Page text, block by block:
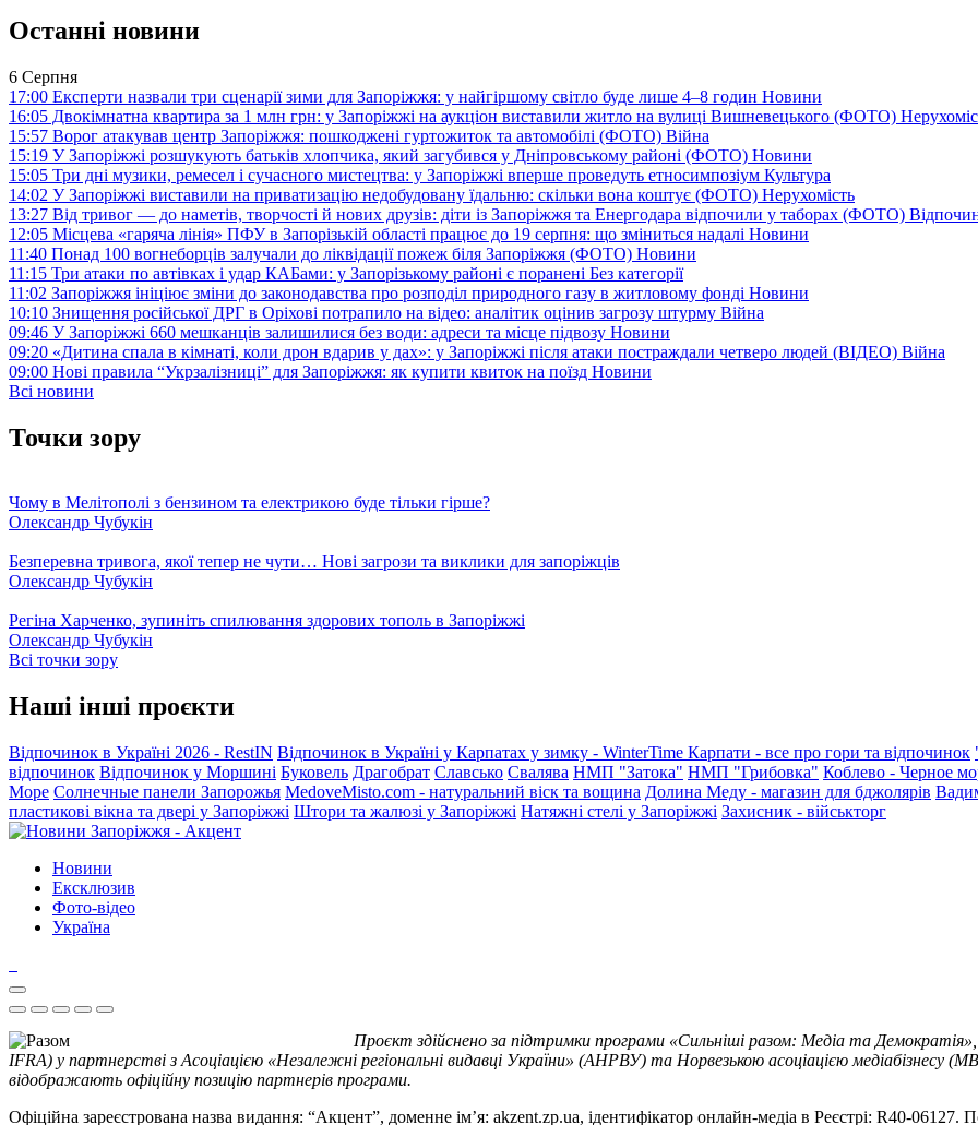
Останні новини
6 Серпня
17:00 Експерти назвали три сценарії зими для Запоріжжя: у найгіршому світло буде лише 4–8 годин Новини
16:05 Двокімнатна квартира за 1 млн грн: у Запоріжжі на аукціон виставили житло на вулиці Вишневецького (ФОТО)
15:57 Ворог атакував центр Запоріжжя: пошкоджені гуртожиток та автомобілі (ФОТО) Війна
15:19 У Запоріжжі розшукують батьків хлопчика, який загубився у Дніпровському районі (ФОТО) Новини
15:05 Три дні музики, ремесел і сучасного мистецтва: у Запоріжжі вперше проведуть етносимпозіум Культура
14:02 У Запоріжжі виставили на приватизацію недобудовану їдальню: скільки вона коштує (ФОТО) Нерухомість
13:27 Від тривог — до наметів, творчості й нових друзів: діти із Запоріжжя та Енергодара відпочили у таборах (ФОТО)
12:05 Місцева «гаряча лінія» ПФУ в Запорізькій області працює до 19 серпня: що зміниться надалі Новини
11:40 Понад 100 вогнеборців залучали до ліквідації пожеж біля Запоріжжя (ФОТО) Новини
11:15 Три атаки по автівках і удар КАБами: у Запорізькому районі є поранені Без категорії
11:02 Запоріжжя ініціює зміни до законодавства про розподіл природного газу в житловому фонді Новини
10:10 Знищення російської ДРГ в Оріхові потрапило на відео: аналітик оцінив загрозу штурму Війна
09:46 У Запоріжжі 660 мешканців залишилися без води: адреси та місце підвозу Новини
09:20 «Дитина спала в кімнаті, коли дрон вдарив у дах»: у Запоріжжі після атаки постраждали четверо людей (ВІДЕО) Війна
09:00 Нові правила “Укрзалізниці” для Запоріжжя: як купити квиток на поїзд Новини
Всі новини
Точки зору
Чому в Мелітополі з бензином та електрикою буде тільки гірше?
Олександр Чубукін
Безперевна тривога, якої тепер не чути… Нові загрози та виклики для запоріжців
Олександр Чубукін
Регіна Харченко, зупиніть спилювання здорових тополь в Запоріжжі
Олександр Чубукін
Всі точки зору
Наші інші проєкти
Відпочинок в Україні 2026 - RestIN Відпочинок в Україні у Карпатах у зимку - WinterTime Карпати - все про гори та відпочинок
відпочинок Відпочинок у Моршині Буковель Драгобрат Славсько Свалява НМП "Затока" НМП "Грибовка" Коблево - Черное
Море Солнечные панели Запорожья MedoveMisto.com - натуральний віск та вощина Долина Меду - магазин для бджолярів
пластикові вікна та двері у Запоріжжі Штори та жалюзі у Запоріжжі Натяжні стелі у Запоріжжі Захисник - військторг
Новини
Ексклюзив
Фото-відео
Україна
Проєкт здійснено за підтримки програми «Сильніші разом: Медіа та
IFRA) у партнерстві з Асоціацією «Незалежні регіональні видавці України» (АНРВУ) та Норвезькою асоціацією медіабізнесу
відображають офіційну позицію партнерів програми.
Офіційна зареєстрована назва видання: “Акцент”, доменне ім’я: akzent.zp.ua, ідентифікатор онлайн-медіа в Реєстрі: R40-